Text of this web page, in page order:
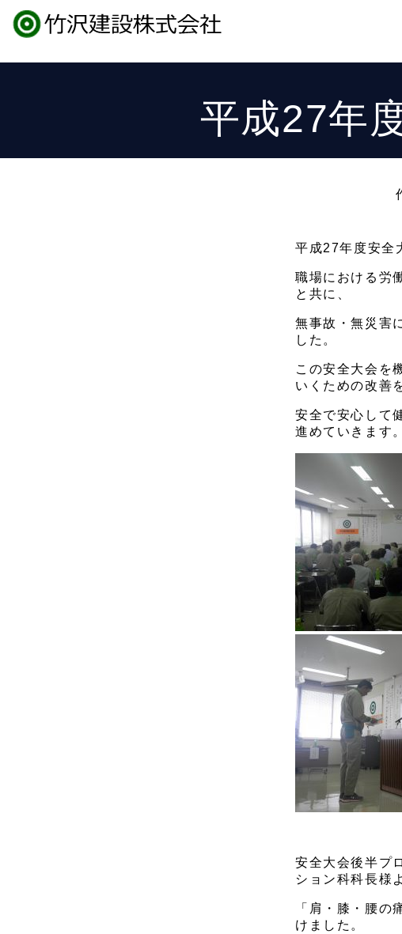
平成27年
平成27年度安全
職場における労
と共に、
無事故・無災害
した。
この安全大会を
いくための改善
安全で安心して
進めていきます。
安全大会後半プ
ション科科長様
「肩・膝・腰の
けました。